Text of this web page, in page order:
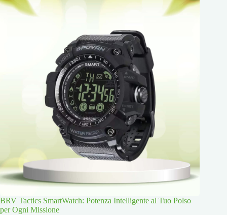
BRV Tactics SmartWatch: Potenza Intelligente al Tuo Polso
per Ogni Missione